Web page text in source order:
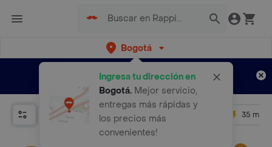
Bogotá
Ingresa tu dirección en
Bogotá. Mejor servicio,
entregas más rápidas y
los precios más
convenientes!
envíos gratis por semanas Aplican TyC
Relevancia Promos 35 mins